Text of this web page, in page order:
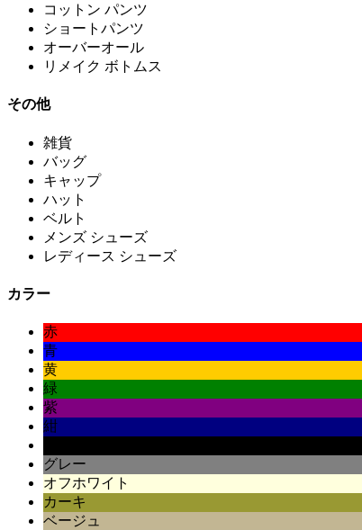
コットン パンツ
ショートパンツ
オーバーオール
リメイク ボトムス
その他
雑貨
バッグ
キャップ
ハット
ベルト
メンズ シューズ
レディース シューズ
カラー
赤
青
黄
緑
紫
紺
グレー
オフホワイト
カーキ
ベージュ